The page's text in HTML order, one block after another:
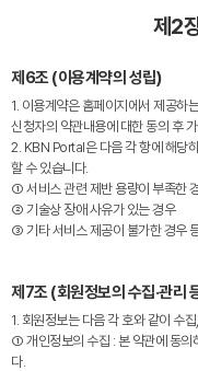
제2
제6조 (이용계약의 성립)
1. 이용계약은 홈페이지에서 제공하
신청자의 약관내용에 대한 동의 후
2. KBN Portal은 다음 각 항에 해당
할 수 있습니다.
① 서비스 관련 제반 용량이 부족한
② 기술상 장애 사유가 있는 경우
③ 기타 서비스 제공이 불가한 경우
제7조 (회원정보의 수집·관리
1. 회원정보는 다음 각 호와 같이 수
① 개인정보의 수집 : 본 약관에 동의
다.